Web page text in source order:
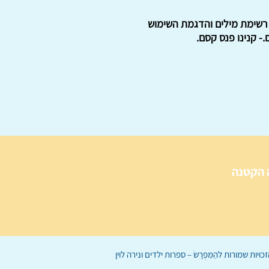
בא"י. רשימת מילים והדגמת השימוש
קנינו פנס קסם.
הקטנה
הַמִּפְרָשׂ – ספרות ילדים ונירה לוין